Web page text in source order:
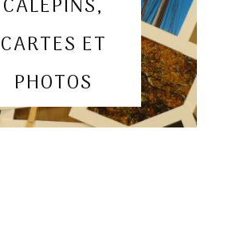
Mes carnets d’artistes
CALEPINS,
CARTES ET
PHOTOS